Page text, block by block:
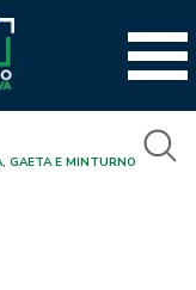
GAETA E MINTURNO